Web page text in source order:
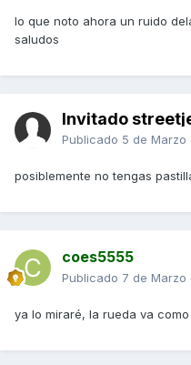
lo que noto ahora un ruido
saludos
Invitado
Publicado 5 de Marzo
posiblemente no tengas
coes5555
Publicado 7 de Marzo
ya lo miraré, la rueda va